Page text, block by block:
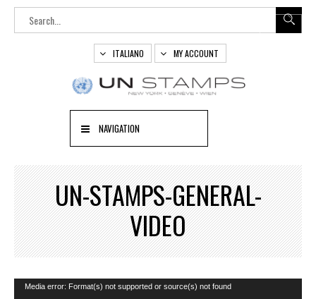
ITALIANO MY ACCOUNT
NAVIGATION
UN-STAMPS-GENERAL-
VIDEO
Video
Media error: Format(s) not supported or source(s) not found